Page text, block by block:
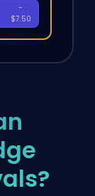
-
$7.50